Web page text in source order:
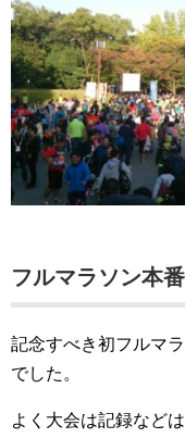
フルマラソン本番
記念すべき初フルマ
でした。
よく大会は記録など